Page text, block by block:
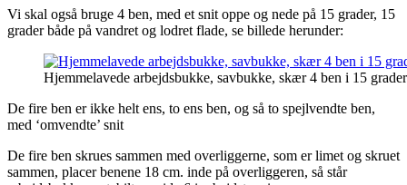
Vi skal også bruge 4 ben, med et snit oppe og nede på 15 grader, 15
grader både på vandret og lodret flade, se billede herunder:
Hjemmelavede arbejdsbukke, savbukke, skær 4 ben i 15
De fire ben er ikke helt ens, to ens ben, og så to spejlvendte ben,
med ‘omvendte’ snit
De fire ben skrues sammen med overliggerne, som er limet og skruet
sammen, placer benene 18 cm. inde på overliggeren, så står